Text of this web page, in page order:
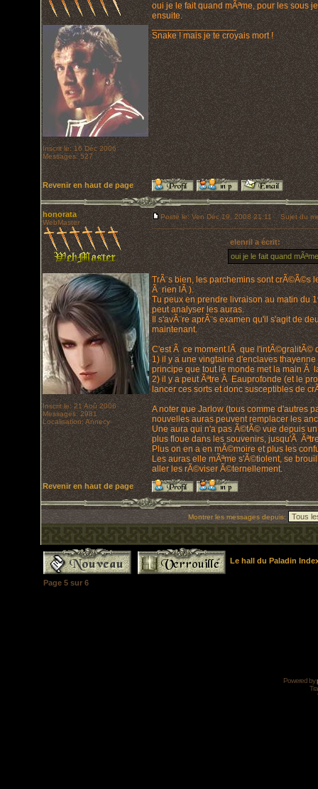
Inscrit le: 16 Déc 2006
Messages: 527
oui je le fait quand mÃªme, pour les sous
ensuite.
_________________
Snake ! mais je te croyais mort !
Revenir en haut de page
honorata
WebMaster
Inscrit le: 21 Aoû 2006
Messages: 2981
Localisation: Annecy
Posté le: Ven Déc 19, 2008 21:11 Sujet du
elenril a écrit:
oui je le fait quand mÃªme
TrÃ¨s bien, les parchemins sont crÃ©Ã©s
Ã rien lÃ ).
Tu peux en prendre livraison au matin du
peut analyser les auras.
Il s'avÃ¨re aprÃ¨s examen qu'il s'agit de
maintenant.
C'est Ã ce moment lÃ que l'intÃ©gralitÃ©
1) il y a une vingtaine d'enclaves
principe que tout le monde met la main Ã
2) il y a peut Ãªtre Ã Eauprofonde (et le
lancer ces sorts et donc susceptibles de
A noter que Jarlow (tous comme d'autres
nouvelles auras peuvent remplacer les
Une aura qui n'a pas Ã©tÃ© vue depuis
plus floue dans les souvenirs, jusqu'Ã
Plus on en a en mÃ©moire et plus les
Les auras elle mÃªme s'Ã©tiolent, se
aller les rÃ©viser Ã©ternellement.
Revenir en haut de page
Montrer les messages depuis:
Le hall du Paladin
Page 5sur 6
Powered by